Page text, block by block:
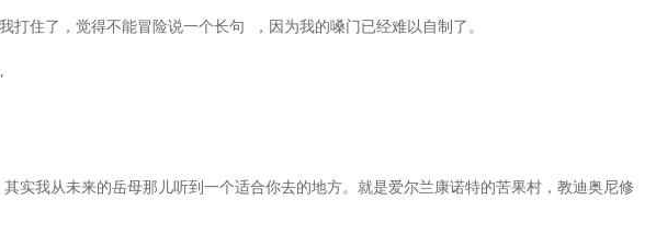
住了，觉得不能冒险说一个长句 ，因为我的嗓门已经难以自制了。
我从未来的岳母那儿听到一个适合你去的地方。就是爱尔兰康诺特的苦果村，教迪奥尼修